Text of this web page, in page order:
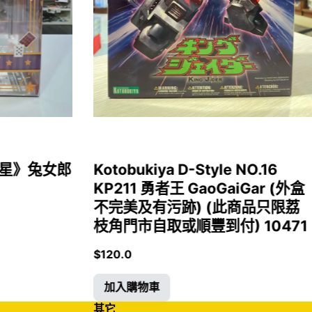
》兔女郎
Kotobukiya D-Style NO.16
KP211 勇者王 GaoGaiGar (外盒
不完美及有污跡) (此商品只限荔
枝角門市自取或順豐到付) 10471
$120.0
加入購物車
其它